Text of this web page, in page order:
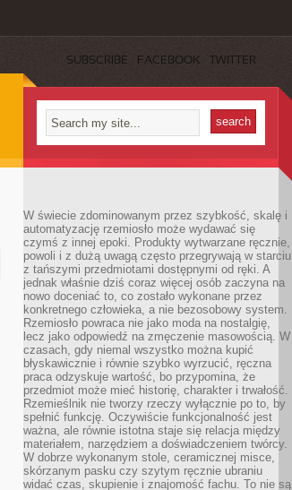
SUBSCRIBE FACEBOOK TWITTER
W świecie zdominowanym przez szybkość, skalę i
automatyzację rzemiosło może wydawać się
czymś z innej epoki. Produkty wytwarzane ręcznie,
powoli i z dużą uwagą często przegrywają w starciu
z tańszymi przedmiotami dostępnymi od ręki. A
jednak właśnie dziś coraz więcej osób zaczyna na
nowo doceniać to, co zostało wykonane przez
konkretnego człowieka, a nie bezosobowy system.
Rzemiosło powraca nie jako moda na nostalgię,
lecz jako odpowiedź na zmęczenie masowością. W
czasach, gdy niemal wszystko można kupić
błyskawicznie i równie szybko wyrzucić, ręczna
praca odzyskuje wartość, bo przypomina, że
przedmiot może mieć historię, charakter i trwałość.
Rzemieślnik nie tworzy rzeczy wyłącznie po to, by
spełnić funkcję. Oczywiście funkcjonalność jest
ważna, ale równie istotna staje się relacja między
materiałem, narzędziem a doświadczeniem twórcy.
W dobrze wykonanym stole, ceramicznej misce,
skórzanym pasku czy szytym ręcznie ubraniu
widać czas, skupienie i znajomość fachu. To nie są